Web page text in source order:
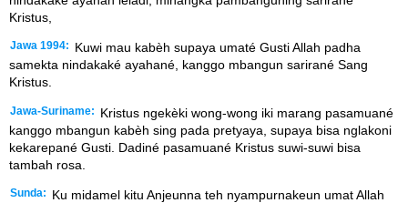
Kristus,
Jawa 1994:
Kuwi mau kabèh supaya umaté Gusti Allah padha
samekta nindakaké ayahané, kanggo mbangun sarirané Sang
Kristus.
Jawa-Suriname:
Kristus ngekèki wong-wong iki marang pasamuané
kanggo mbangun kabèh sing pada pretyaya, supaya bisa nglakoni
kekarepané Gusti. Dadiné pasamuané Kristus suwi-suwi bisa
tambah rosa.
Sunda:
Ku midamel kitu Anjeunna teh nyampurnakeun umat Allah